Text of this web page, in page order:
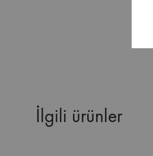
İlgili ürünler